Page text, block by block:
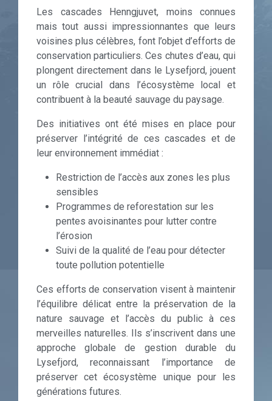
Les cascades Henngjuvet, moins connues
mais tout aussi impressionnantes que leurs
voisines plus célèbres, font l’objet d’efforts de
conservation particuliers. Ces chutes d’eau, qui
plongent directement dans le Lysefjord, jouent
un rôle crucial dans l’écosystème local et
contribuent à la beauté sauvage du paysage.
Des initiatives ont été mises en place pour
préserver l’intégrité de ces cascades et de
leur environnement immédiat :
Restriction de l’accès aux zones les plus
sensibles
Programmes de reforestation sur les
pentes avoisinantes pour lutter contre
l’érosion
Suivi de la qualité de l’eau pour détecter
toute pollution potentielle
Ces efforts de conservation visent à maintenir
l’équilibre délicat entre la préservation de la
nature sauvage et l’accès du public à ces
merveilles naturelles. Ils s’inscrivent dans une
approche globale de gestion durable du
Lysefjord, reconnaissant l’importance de
préserver cet écosystème unique pour les
générations futures.